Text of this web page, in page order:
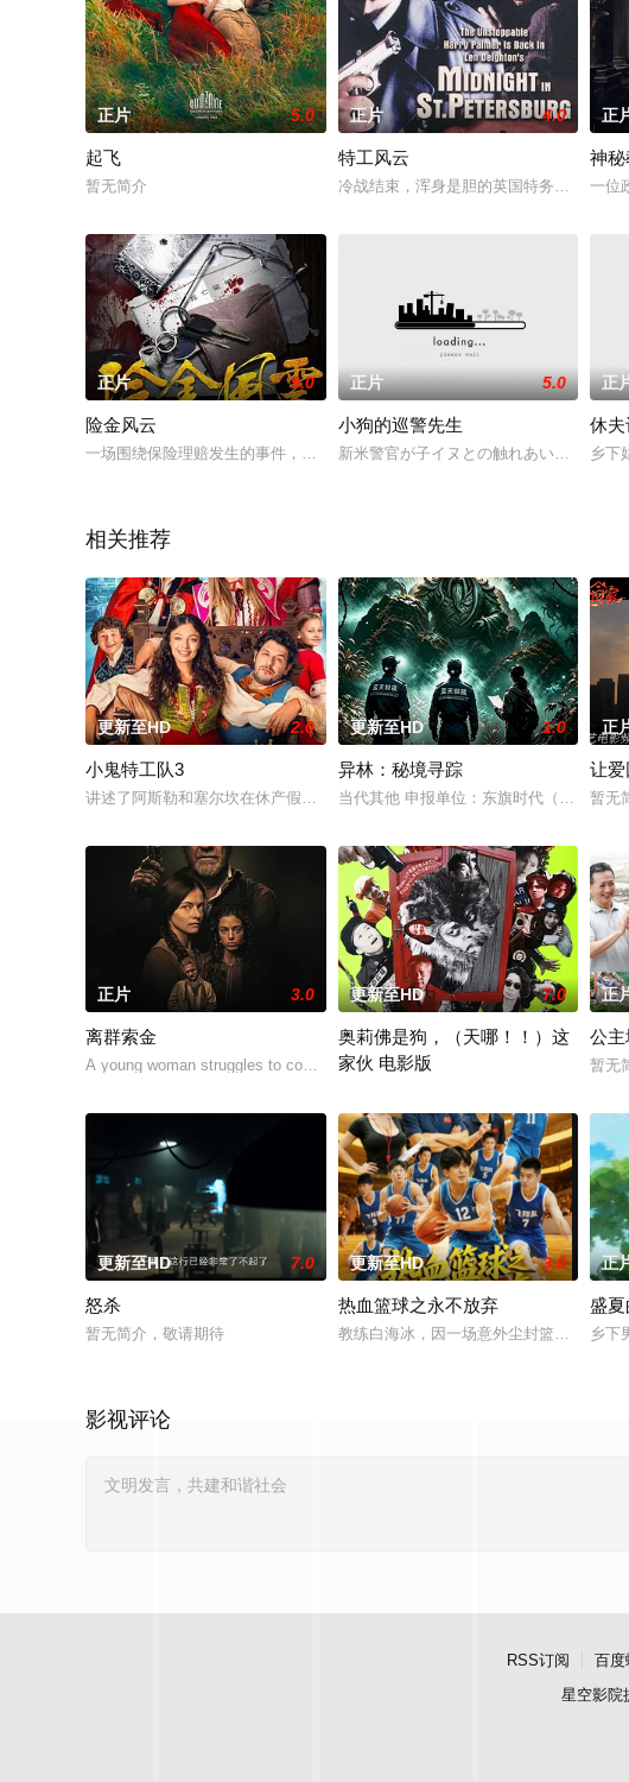
正片 5.0
起飞
暂无简介
正片 4.0
特工风云
冷战结束，浑身是胆的英国特务夏利却接
正
神秘
一位
正片 9.0
险金风云
一场围绕保险理赔发生的事件，显示了不同的人性。男女主角为了还原事实真
正片 5.0
小狗的巡警先生
新米警官が子イヌとの触れあいを通して
正
休夫
乡下
相关推荐
更新至HD 2.0
小鬼特工队3
讲述了阿斯勒和塞尔坎在休产假期间接到紧急电话，被迫穿越时空，带着孩子
更新至HD 1.0
异林：秘境寻踪
当代其他 申报单位：东旗时代（北京）影
正
让爱
暂无
正片 3.0
离群索金
A young woman struggles to conceal the gold she stole from violent outlaws
更新至HD 7.0
奥莉佛是狗，（天哪！！）这
家伙 电影版
正
公
暂无
更新至HD 7.0
怒杀
暂无简介，敬请期待
更新至HD 3.0
热血篮球之永不放弃
教练白海冰，因一场意外尘封篮球梦。为
正
盛夏
乡下
影视评论
RSS订阅 百度
星空影院